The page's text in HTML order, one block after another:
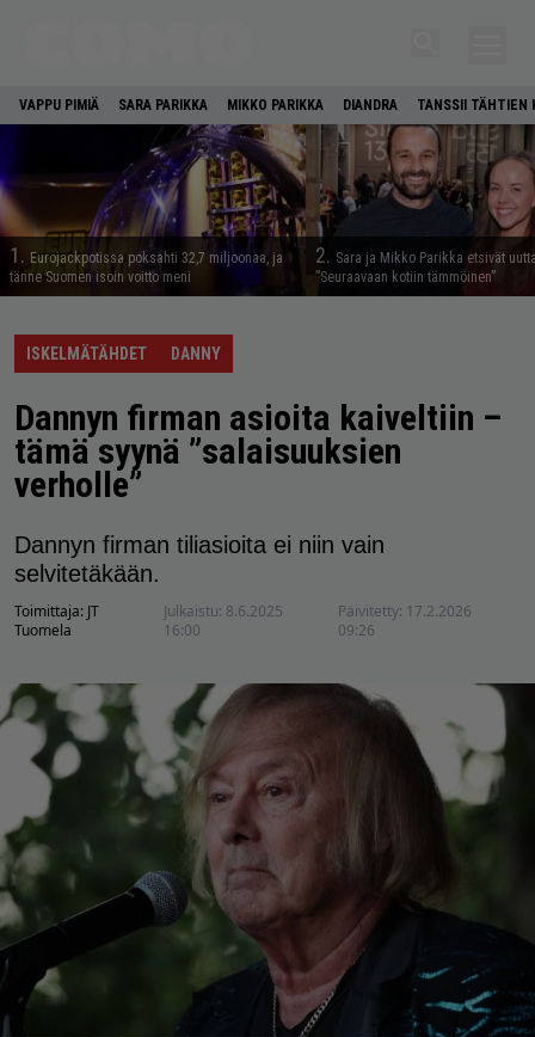
VAPPU PIMIÄ SARA PARIKKA MIKKO PARIKKA DIANDRA TANSSII TÄHTIEN
1. Eurojackpotissa poksahti 32,7 miljoonaa, ja
tänne Suomen isoin voitto meni
2. Sara ja Mikko Parikka etsivät
”Seuraavaan kotiin tämmöinen”
ISKELMÄTÄHDET DANNY
Dannyn firman asioita kaiveltiin –
tämä syynä ”salaisuuksien
verholle”
Dannyn firman tiliasioita ei niin vain
selvitetäkään.
Toimittaja: JT
Tuomela
Julkaistu: 8.6.2025
16:00
Päivitetty: 17.2.2026
09:26